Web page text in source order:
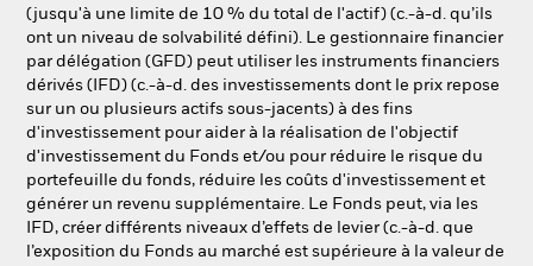
(jusqu'à une limite de 10 % du total de l'actif) (c.-à-d. qu’ils
ont un niveau de solvabilité défini). Le gestionnaire financier
par délégation (GFD) peut utiliser les instruments financiers
dérivés (IFD) (c.-à-d. des investissements dont le prix repose
sur un ou plusieurs actifs sous-jacents) à des fins
d'investissement pour aider à la réalisation de l'objectif
d'investissement du Fonds et/ou pour réduire le risque du
portefeuille du fonds, réduire les coûts d'investissement et
générer un revenu supplémentaire. Le Fonds peut, via les
IFD, créer différents niveaux d’effets de levier (c.-à-d. que
l’exposition du Fonds au marché est supérieure à la valeur de